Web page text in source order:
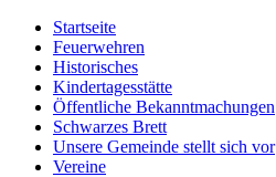
Startseite
Feuerwehren
Historisches
Kindertagesstätte
Öffentliche Bekanntmachungen
Schwarzes Brett
Unsere Gemeinde stellt sich vor
Vereine